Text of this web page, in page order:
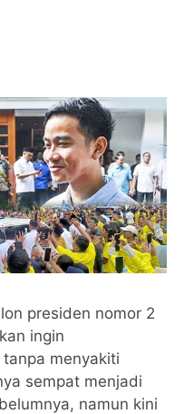
presiden nomor 2
ingin
menyakiti
sempat menjadi
namun kini